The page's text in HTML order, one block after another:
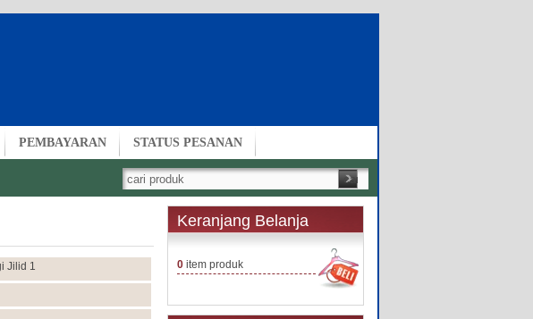
PEMBAYARAN STATUS PESANAN
Jilid 1
Keranjang Belanja
0 item produk